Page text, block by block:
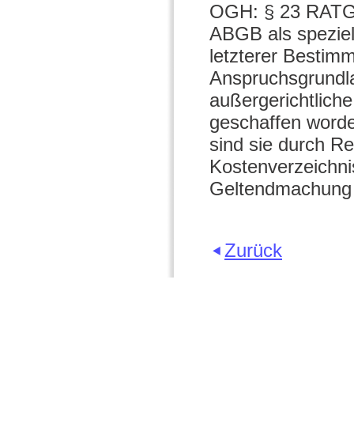
OGH: § 23
ABGB als
letzterer
geschaffen
sind sie durch
Zurück